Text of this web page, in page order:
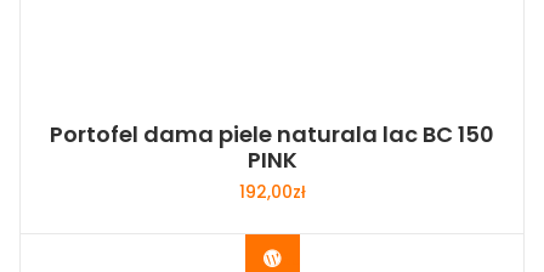
Portofel dama piele naturala lac BC 150
PINK
192,00zł
Buy Now